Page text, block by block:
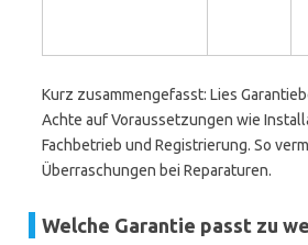
Kurz zusammengefasst: Lies
Achte auf Voraussetzungen wie
Fachbetrieb und Registrierung. So
Überraschungen bei Reparaturen.
Welche Garantie passt zu